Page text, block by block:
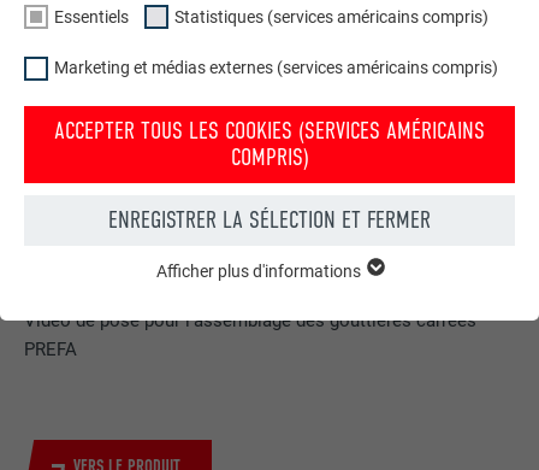
ASSEMBLAGE DE GOUTTIÈRES CARRÉES PAR
Vidéo de pose pour l'assemblage des gouttières carrées
PREFA
Essentiels Statistiques (services américains compris)
Marketing et médias externes (services américains compris)
ACCEPTER TOUS LES COOKIES (SERVICES AMÉRICAINS
COMPRIS)
ENREGISTRER LA SÉLECTION ET FERMER
fonctions de base du site Internet. Ils garantissent que le site
Internet fonctionne correctement.
FOURNISSEUR
Afficher plus d'informations